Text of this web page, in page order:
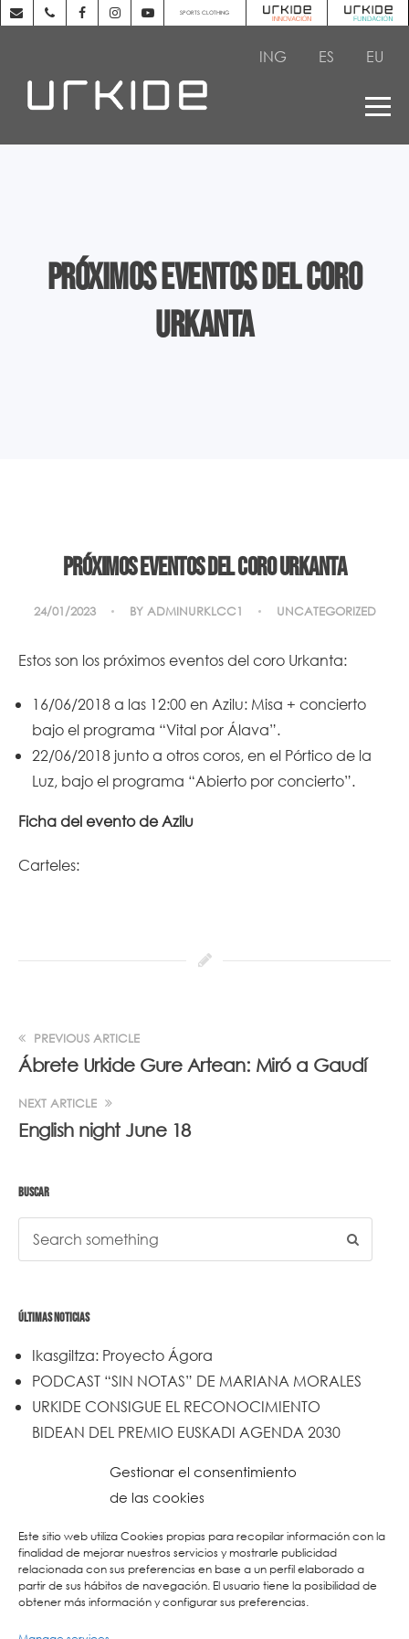
Gestionar el consentimiento
de las cookies
Este sitio web utiliza Cookies propias para recopilar información con la
finalidad de mejorar nuestros servicios y mostrarle publicidad
relacionada con sus preferencias en base a un perfil elaborado a
partir de sus hábitos de navegación. El usuario tiene la posibilidad de
obtener más información y configurar sus preferencias.
SPORTS CLOTHING
ING ES EU
Próximos eventos del coro
Urkanta
Próximos eventos del coro Urkanta
24/01/2023 BY ADMINURKLCC1 UNCATEGORIZED
Estos son los próximos eventos del coro Urkanta:
16/06/2018 a las 12:00 en Azilu: Misa + concierto
bajo el programa “Vital por Álava”.
22/06/2018 junto a otros coros, en el Pórtico de la
Luz, bajo el programa “Abierto por concierto”.
Ficha del evento de Azilu
Carteles:
PREVIOUS ARTICLE
Ábrete Urkide Gure Artean: Miró a Gaudí
NEXT ARTICLE
English night June 18
BUSCAR
ÚLTIMAS NOTICIAS
Ikasgiltza: Proyecto Ágora
PODCAST “SIN NOTAS” DE MARIANA MORALES
URKIDE CONSIGUE EL RECONOCIMIENTO
BIDEAN DEL PREMIO EUSKADI AGENDA 2030
Urkide en Cadena SER